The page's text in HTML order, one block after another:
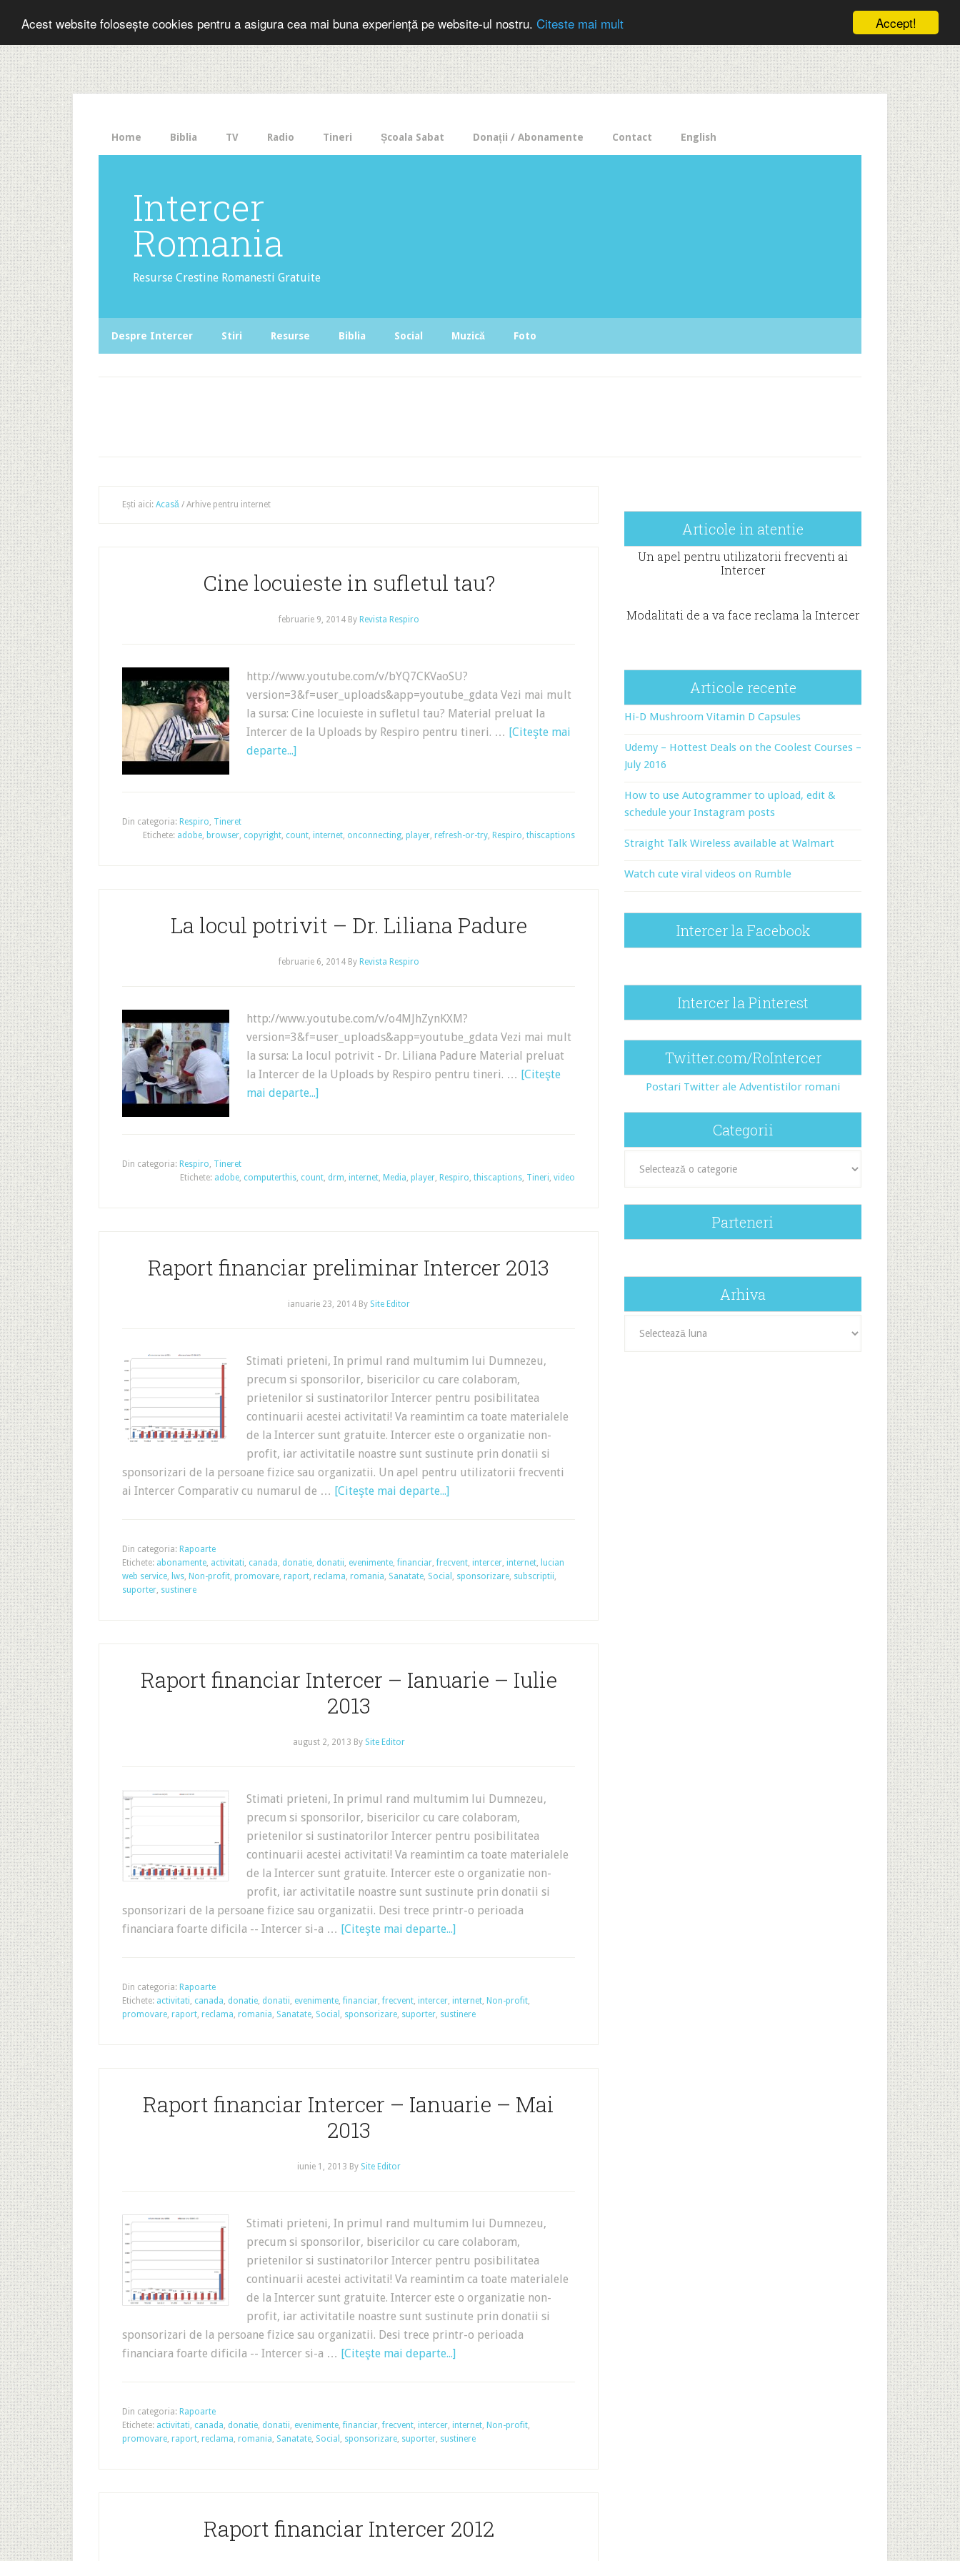
Accept!
Acest website folosește cookies pentru a asigura cea mai buna experiență pe website-ul nostru. Citeste mai mult
The
HelloBar
- a
little
bar
that
gets
noticed!
Home Biblia TV Radio Tineri Școala Sabat Donații / Abonamente Contact English
Intercer
Romania
Resurse Crestine Romanesti Gratuite
Despre Intercer Stiri Resurse Biblia Social Muzică Foto
Ești aici: Acasă / Arhive pentru internet
Cine locuieste in sufletul tau?
februarie 9, 2014By Revista Respiro
http://www.youtube.com/v/bYQ7CKVaoSU?
version=3&f=user_uploads&app=youtube_gdata Vezi mai mult
la sursa: Cine locuieste in sufletul tau? Material preluat la
Intercer de la Uploads by Respiro pentru tineri. … [Citeşte mai
departe...]
Din categoria: Respiro, Tineret
Etichete: adobe, browser, copyright, count, internet, onconnecting, player, refresh-or-try, Respiro, thiscaptions
La locul potrivit – Dr. Liliana Padure
februarie 6, 2014By Revista Respiro
http://www.youtube.com/v/o4MJhZynKXM?
version=3&f=user_uploads&app=youtube_gdata Vezi mai mult
la sursa: La locul potrivit - Dr. Liliana Padure Material preluat
la Intercer de la Uploads by Respiro pentru tineri. … [Citeşte
mai departe...]
Din categoria: Respiro, Tineret
Etichete: adobe, computerthis, count, drm, internet, Media, player, Respiro, thiscaptions, Tineri, video
Raport financiar preliminar Intercer 2013
ianuarie 23, 2014By Site Editor
Stimati prieteni, In primul rand multumim lui Dumnezeu,
precum si sponsorilor, bisericilor cu care colaboram,
prietenilor si sustinatorilor Intercer pentru posibilitatea
continuarii acestei activitati! Va reamintim ca toate materialele
de la Intercer sunt gratuite. Intercer este o organizatie non-
profit, iar activitatile noastre sunt sustinute prin donatii si
sponsorizari de la persoane fizice sau organizatii. Un apel pentru utilizatorii frecventi
ai Intercer Comparativ cu numarul de … [Citeşte mai departe...]
Din categoria: Rapoarte
Etichete: abonamente, activitati, canada, donatie, donatii, evenimente,financiar,frecvent, intercer, internet, lucian
web service, lws, Non-profit, promovare, raport, reclama, romania, Sanatate, Social , sponsorizare, subscriptii,
suporter, sustinere
Raport financiar Intercer – Ianuarie – Iulie
2013
august 2, 2013 By Site Editor
Stimati prieteni, In primul rand multumim lui Dumnezeu,
precum si sponsorilor, bisericilor cu care colaboram,
prietenilor si sustinatorilor Intercer pentru posibilitatea
continuarii acestei activitati! Va reamintim ca toate materialele
de la Intercer sunt gratuite. Intercer este o organizatie non-
profit, iar activitatile noastre sunt sustinute prin donatii si
sponsorizari de la persoane fizice sau organizatii. Desi trece printr-o perioada
financiara foarte dificila -- Intercer si-a … [Citeşte mai departe...]
Din categoria: Rapoarte
Etichete: activitati, canada, donatie, donatii, evenimente,financiar,frecvent, intercer, internet, Non-profit,
promovare, raport, reclama, romania, Sanatate, Social , sponsorizare, suporter, sustinere
Raport financiar Intercer – Ianuarie – Mai
2013
iunie 1, 2013 By Site Editor
Stimati prieteni, In primul rand multumim lui Dumnezeu,
precum si sponsorilor, bisericilor cu care colaboram,
prietenilor si sustinatorilor Intercer pentru posibilitatea
continuarii acestei activitati! Va reamintim ca toate materialele
de la Intercer sunt gratuite. Intercer este o organizatie non-
profit, iar activitatile noastre sunt sustinute prin donatii si
sponsorizari de la persoane fizice sau organizatii. Desi trece printr-o perioada
financiara foarte dificila -- Intercer si-a … [Citeşte mai departe...]
Din categoria: Rapoarte
Etichete: activitati, canada, donatie, donatii, evenimente,financiar,frecvent, intercer, internet, Non-profit,
promovare, raport, reclama, romania, Sanatate, Social , sponsorizare, suporter, sustinere
Raport financiar Intercer 2012
Articole in atentie
Un apel pentru utilizatorii frecventi ai
Intercer
Modalitati de a va face reclama la Intercer
Articole recente
Hi-D Mushroom Vitamin D Capsules
Udemy – Hottest Deals on the Coolest Courses –
July 2016
How to use Autogrammer to upload, edit &
schedule your Instagram posts
Straight Talk Wireless available at Walmart
Watch cute viral videos on Rumble
Intercer la Facebook
Intercer la Pinterest
Twitter.com/RoIntercer
Postari Twitter ale Adventistilor romani
Categorii
Parteneri
Arhiva